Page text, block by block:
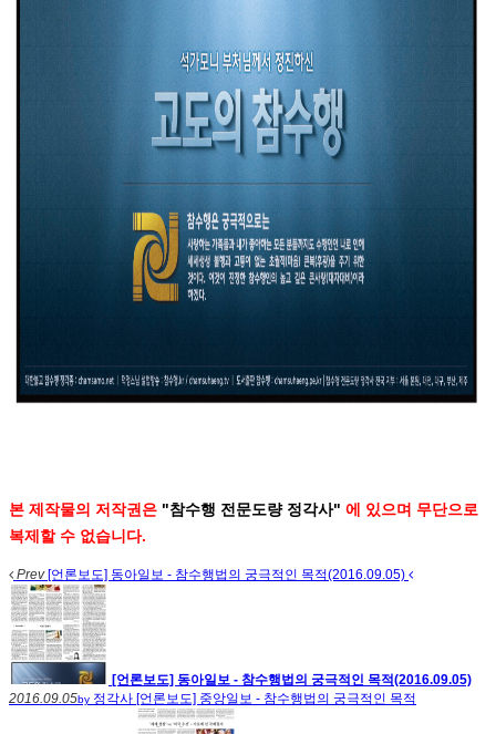
본 제작물의 저작권은 "참수행 전문도량 정각사" 에 있으며 무단으로
복제할 수 없습니다.
Prev[언론보도] 동아일보 - 참수행법의 궁극적인 목적(2016.09.05)
[언론보도] 동아일보 - 참수행법의 궁극적인 목적(2016.09.05)
2016.09.05by 정각사 [언론보도] 중앙일보 - 참수행법의 궁극적인 목적